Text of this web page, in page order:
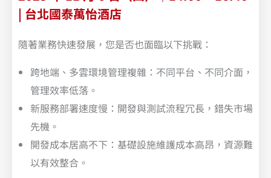
| 台北國泰萬怡酒店
隨著業務快速發展，您是否也面臨以下挑戰：
跨地端、多雲環境管理複雜：不同平台、不同介面，
管理效率低落。
新服務部署速度慢：開發與測試流程冗長，錯失市場
先機。
開發成本居高不下：基礎設施維護成本高昂，資源難
以有效整合。